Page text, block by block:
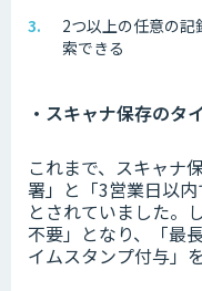
2つ以上の任意の
索できる
・スキャナ保存のタ
これまで、スキャナ
署」と「3営業日以
とされていました。
不要」となり、「最
イムスタンプ付与」